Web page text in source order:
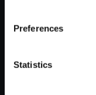
Preferences
Statistics